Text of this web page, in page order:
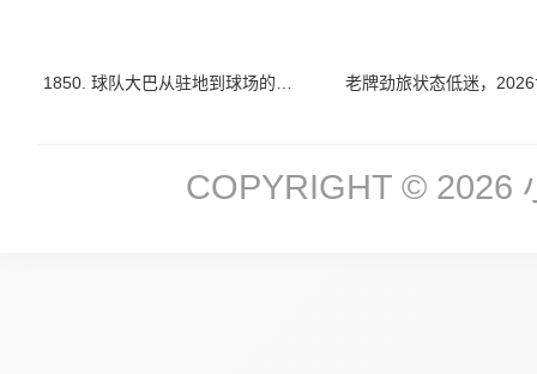
COPYRIGHT © 2026